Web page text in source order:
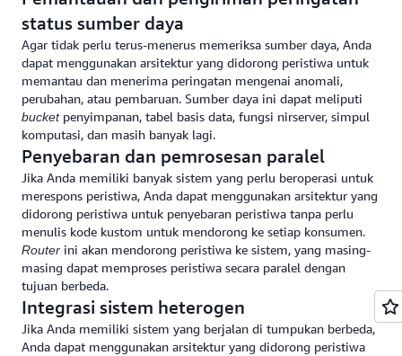
status sumber daya
Agar tidak perlu terus-menerus memeriksa sumber daya, Anda
dapat menggunakan arsitektur yang didorong peristiwa untuk
memantau dan menerima peringatan mengenai anomali,
perubahan, atau pembaruan. Sumber daya ini dapat meliputi
bucketpenyimpanan, tabel basis data, fungsi nirserver, simpul
komputasi, dan masih banyak lagi.
Penyebaran dan pemrosesan paralel
Jika Anda memiliki banyak sistem yang perlu beroperasi untuk
merespons peristiwa, Anda dapat menggunakan arsitektur yang
didorong peristiwa untuk penyebaran peristiwa tanpa perlu
menulis kode kustom untuk mendorong ke setiap konsumen.
Router ini akan mendorong peristiwa ke sistem, yang masing-
masing dapat memproses peristiwa secara paralel dengan
tujuan berbeda.
Integrasi sistem heterogen
Jika Anda memiliki sistem yang berjalan di tumpukan berbeda,
Anda dapat menggunakan arsitektur yang didorong peristiwa